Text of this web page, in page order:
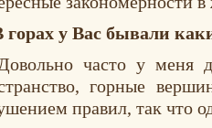
у Вас бывали
часто у меня
горные
правил, так что